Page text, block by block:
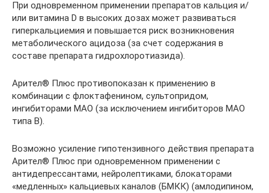
При одновременном применении препаратов кальция и/
или витамина D в высоких дозах может развиваться
гиперкальциемия и повышается риск возникновения
метаболического ацидоза (за счет содержания в
составе препарата гидрохлоротиазида).
Арител® Плюс противопоказан к применению в
комбинации с флоктафенином, сультопридом,
ингибиторами МАО (за исключением ингибиторов МАО
типа В).
Возможно усиление гипотензивного действия препарата
Арител® Плюс при одновременном применении с
антидепрессантами, нейролептиками, блокаторами
«медленных» кальциевых каналов (БМКК) (амлодипином,